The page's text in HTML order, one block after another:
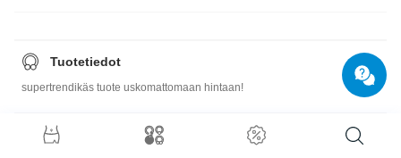
Tuotetiedot
supertrendikäs tuote uskomattomaan hintaan!
Koko-opas